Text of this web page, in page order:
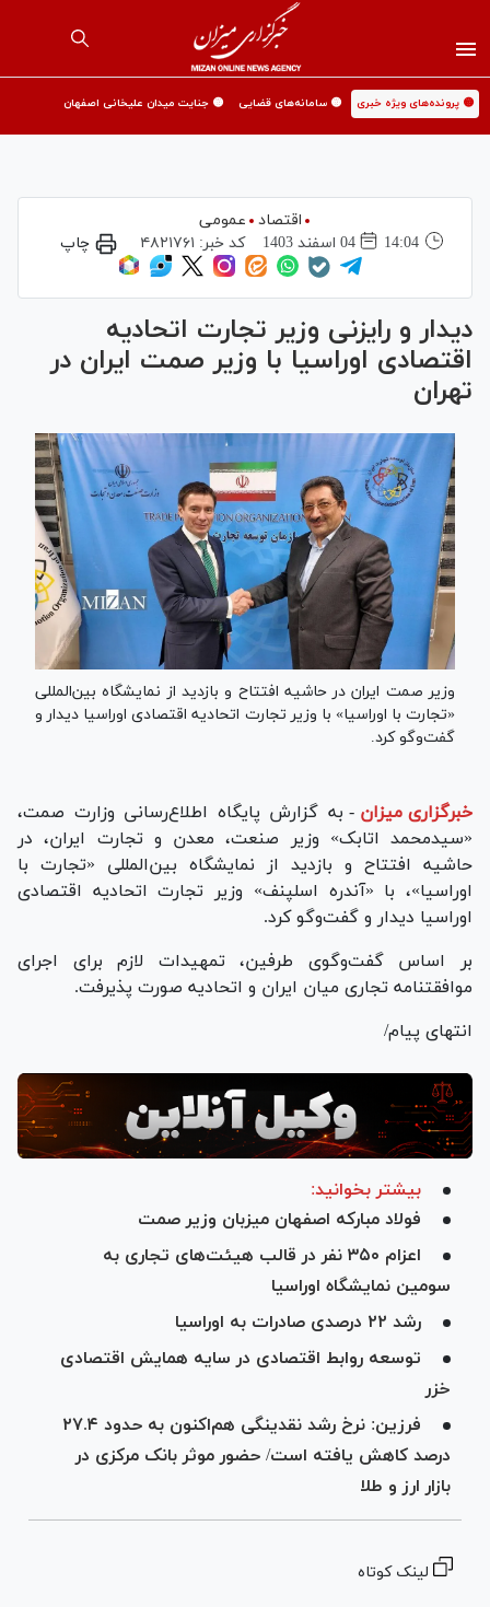
🟡 پرونده‌های ویژه خبری 🟡 سامانه‌های قضایی 🟡 جنایت میدان علیخانی اصفهان
اقتصاد
عمومی
14:04
04 اسفند 1403 کد خبر: ۴۸۲۱۷۶۱ چاپ
دیدار و رایزنی وزیر تجارت اتحادیه
اقتصادی اوراسیا با وزیر صمت ایران در
تهران
وزیر صمت ایران در حاشیه افتتاح و بازدید از نمایشگاه بین‌المللی
«تجارت با اوراسیا» با وزیر تجارت اتحادیه اقتصادی اوراسیا دیدار و
گفت‌و‌گو کرد.
خبرگزاری میزان - به گزارش پایگاه اطلاع‌رسانی وزارت صمت،
«سید‌محمد اتابک» وزیر صنعت، معدن و تجارت ایران، در
حاشیه افتتاح و بازدید از نمایشگاه بین‌المللی «تجارت با
اوراسیا»، با «آندره اسلپنف» وزیر تجارت اتحادیه اقتصادی
اوراسیا دیدار و گفت‌و‌گو کرد.
بر اساس گفت‌وگوی طرفین، تمهیدات لازم برای اجرای
موافقتنامه تجاری میان ایران و اتحادیه صورت پذیرفت.
انتهای پیام/
بیشتر بخوانید:
فولاد مبارکه اصفهان میزبان وزیر صمت
اعزام ۳۵۰ نفر در قالب هیئت‌های تجاری به
سومین نمایشگاه اوراسیا
رشد ۲۲ درصدی صادرات به اوراسیا
توسعه روابط اقتصادی در سایه همایش اقتصادی
خزر
فرزین: نرخ رشد نقدینگی هم‌اکنون به حدود ۲۷.۴
درصد کاهش یافته است/ حضور موثر بانک مرکزی در
بازار ارز و طلا
لینک کوتاه